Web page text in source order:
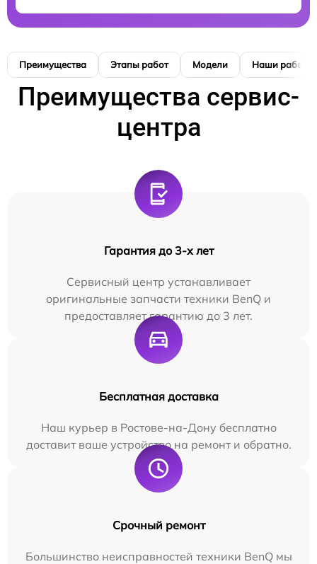
Преимущества Этапы работ Модели Наши работы
Преимущества сервис-
центра
Гарантия до 3-х лет
Сервисный центр устанавливает
оригинальные запчасти техники BenQ и
предоставляет гарантию до 3 лет.
Бесплатная доставка
Наш курьер в Ростове-на-Дону бесплатно
доставит ваше устройство на ремонт и обратно.
Срочный ремонт
Большинство неисправностей техники BenQ мы